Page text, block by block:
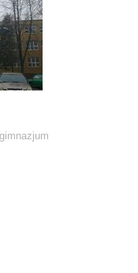
gimnazjum